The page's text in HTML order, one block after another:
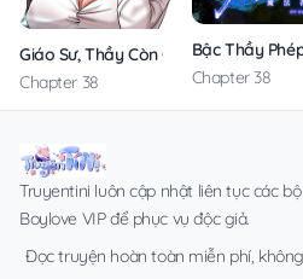
Giáo Sư, Thầy Còn Chờ Chi Nữa
Chapter 38
Bậc Thầy
Chapter 38
Truyentini luôn cập nhật liên tục các
Boylove VIP để phục vụ độc giả.
Đọc truyện hoàn toàn miễn phí,